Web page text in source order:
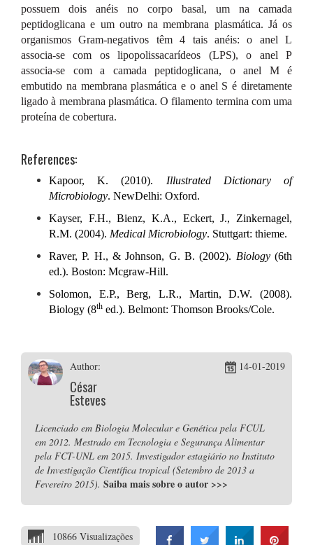
possuem dois anéis no corpo basal, um na camada
peptidoglicana e um outro na membrana plasmática. Já os
organismos Gram-negativos têm 4 tais anéis: o anel L
associa-se com os lipopolissacarídeos (LPS), o anel P
associa-se com a camada peptidoglicana, o anel M é
embutido na membrana plasmática e o anel S é diretamente
ligado à membrana plasmática. O filamento termina com uma
proteína de cobertura.
References:
Kapoor, K. (2010). Illustrated Dictionary of
Microbiology. NewDelhi: Oxford.
Kayser, F.H., Bienz, K.A., Eckert, J., Zinkernagel,
R.M. (2004). Medical Microbiology. Stuttgart: thieme.
Raver, P. H., & Johnson, G. B. (2002). Biology(6th
ed.). Boston: Mcgraw-Hill.
Solomon, E.P., Berg, L.R., Martin, D.W. (2008).
Biology (8th ed.). Belmont: Thomson Brooks/Cole.
Author:
César
Esteves
14-01-2019
Licenciado em Biologia Molecular e Genética pela FCUL
em 2012. Mestrado em Tecnologia e Segurança Alimentar
pela FCT-UNL em 2015. Investigador estagiário no Instituto
de Investigação Científica tropical (Setembro de 2013 a
Fevereiro 2015). Saiba mais sobre o autor >>>
10866 Visualizações